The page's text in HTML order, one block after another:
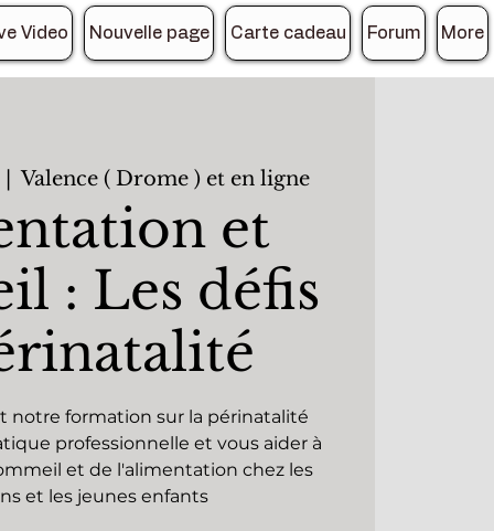
Video Nouvelle page Carte cadeau Forum More
|
Valence ( Drome ) et en ligne
et
: Les défis
notre formation sur la périnatalité
professionnelle et vous aider à
et de l'alimentation chez les
et les jeunes enfants